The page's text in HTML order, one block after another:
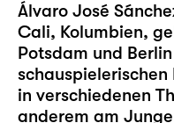
Álvaro José
Cali, Kolumbien,
Potsdam und
in verschiedenen
anderem am